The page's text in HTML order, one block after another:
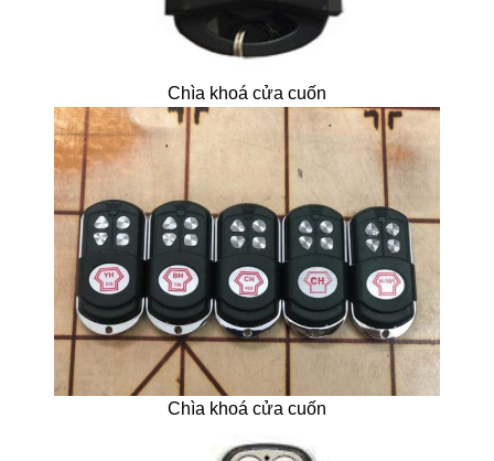
Chìa khoá cửa cuốn
Chìa khoá cửa cuốn